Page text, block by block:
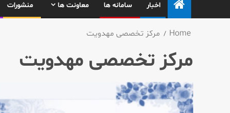
اخبار سامانه ها معاونت ها منشورات
Home مركز تخصصی مهدویت
مركز تخصصی مهدویت